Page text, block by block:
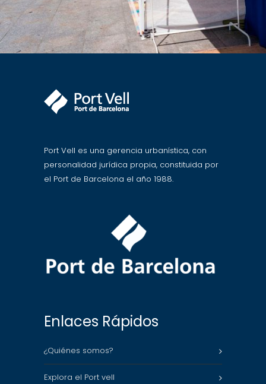
Port Vell es una gerencia urbanística, con
personalidad jurídica propia, constituida por
el Port de Barcelona el año 1988.
Enlaces Rápidos
¿Quiénes somos?
Explora el Port vell